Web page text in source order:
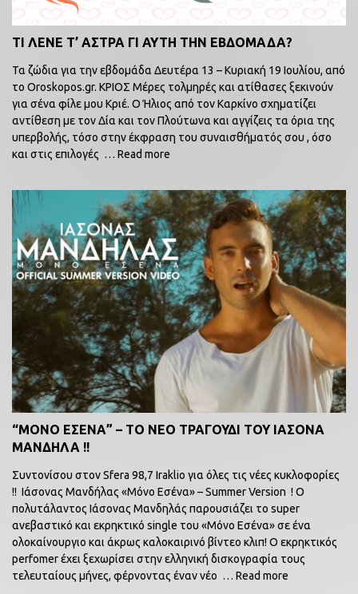
ΤΙ ΛΕΝΕ Τ’ ΑΣΤΡΑ ΓΙ ΑΥΤΗ ΤΗΝ ΕΒΔΟΜΑΔΑ?
Τα ζώδια για την εβδομάδα Δευτέρα 13 – Κυριακή 19 Ιουλίου, από
το Oroskopos.gr. ΚΡΙΟΣ Μέρες τολμηρές και ατίθασες ξεκινούν
για σένα φίλε μου Κριέ. Ο Ήλιος από τον Καρκίνο σχηματίζει
αντίθεση με τον Δία και τον Πλούτωνα και αγγίζεις τα όρια της
υπερβολής, τόσο στην έκφραση του συναισθήματός σου , όσο
και στις επιλογές … Read more
“ΜΟΝΟ ΕΣΕΝΑ” – ΤΟ ΝΕΟ ΤΡΑΓΟΥΔΙ ΤΟΥ ΙΑΣΟΝΑ
ΜΑΝΔΗΛΑ !!
Συντονίσου στον Sfera 98,7 Iraklio για όλες τις νέες κυκλοφορίες
!! Ιάσονας Μανδήλας «Μόνο Εσένα» – Summer Version ! Ο
πολυτάλαντος Ιάσονας Μανδηλάς παρουσιάζει το super
ανεβαστικό και εκρηκτικό single του «Μόνο Εσένα» σε ένα
ολοκαίνουργιο και άκρως καλοκαιρινό βίντεο κλιπ! Ο εκρηκτικός
perfomer έχει ξεχωρίσει στην ελληνική δισκογραφία τους
τελευταίους μήνες, φέρνοντας έναν νέο … Read more